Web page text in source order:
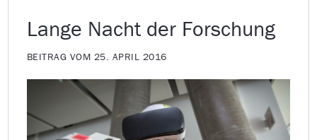
Lange Nacht der Forschung
BEITRAG VOM 25. APRIL 2016